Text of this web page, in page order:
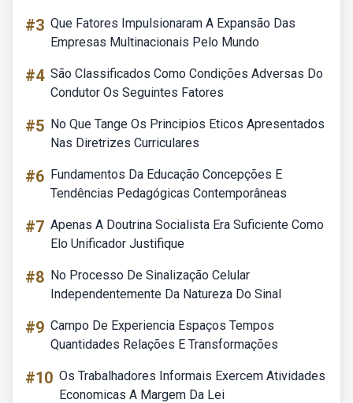
#3 Que Fatores Impulsionaram A Expansão Das
Empresas Multinacionais Pelo Mundo
#4 São Classificados Como Condições Adversas Do
Condutor Os Seguintes Fatores
#5 No Que Tange Os Principios Eticos Apresentados
Nas Diretrizes Curriculares
#6 Fundamentos Da Educação Concepções E
Tendências Pedagógicas Contemporâneas
#7 Apenas A Doutrina Socialista Era Suficiente Como
Elo Unificador Justifique
#8 No Processo De Sinalização Celular
Independentemente Da Natureza Do Sinal
#9 Campo De Experiencia Espaços Tempos
Quantidades Relações E Transformações
#10 Os Trabalhadores Informais Exercem Atividades
Economicas A Margem Da Lei